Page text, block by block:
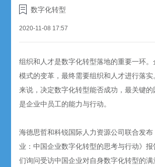
数字化转型
2020-11-08 17:57
组织和人才是数字化转型落地的重要一环
模式的变革，最终需要组织和人才进行落
来说，决定数字化转型能否成功，最关键
是企业中员工的能力与行动。
海德思哲和科锐国际人力资源公司联合发
业：中国企业数字化转型的思考与行动》
们询问受访中国企业对自身数字化转型的